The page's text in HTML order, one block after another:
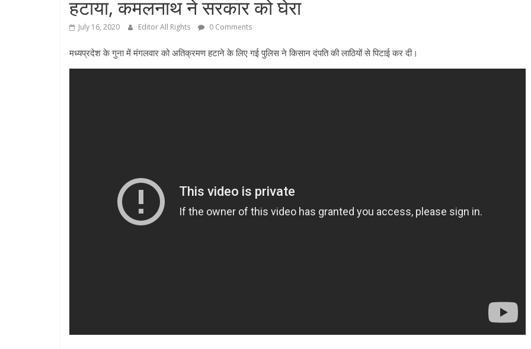
हटाया, कमलनाथ ने सरकार को घेरा
July 16, 2020 Editor All Rights 0 Comments
मध्यप्रदेश के गुना में मंगलवार को अतिक्रमण हटाने के लिए गई पुलिस ने किसान दंपति की लाठियों से पिटाई कर दी।